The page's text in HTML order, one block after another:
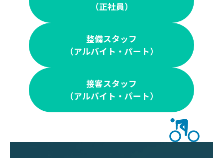
（正社員）
整備スタッフ
（アルバイト・パート）
接客スタッフ
（アルバイト・パート）